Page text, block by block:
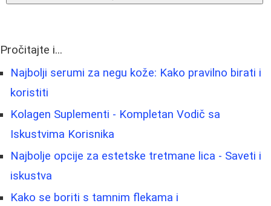
Pročitajte i...
Najbolji serumi za negu kože: Kako pravilno birati i
koristiti
Kolagen Suplementi - Kompletan Vodič sa
Iskustvima Korisnika
Najbolje opcije za estetske tretmane lica - Saveti i
iskustva
Kako se boriti s tamnim flekama i